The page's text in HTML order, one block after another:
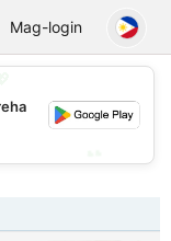
Mag-login